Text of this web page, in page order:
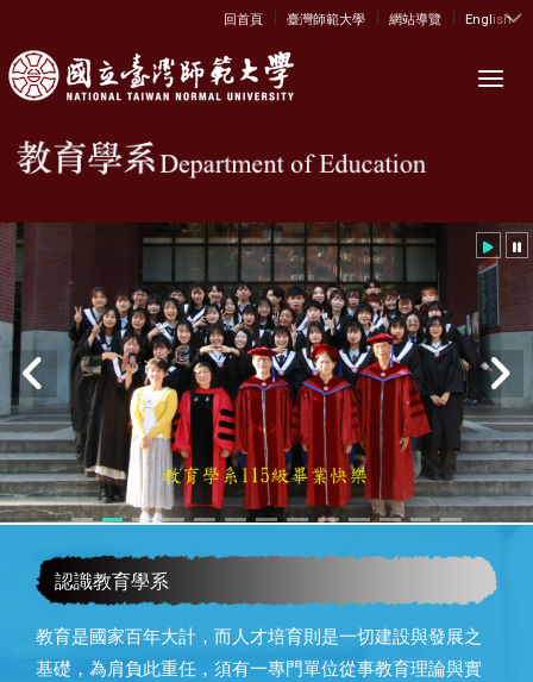
:::
回首頁 | 臺灣師範大學 | 網站導覽 | English
認識教育學系
教育是國家百年大計，而人才培育則是一切建設與發展之
基礎，為肩負此重任，須有一專門單位從事教育理論與實